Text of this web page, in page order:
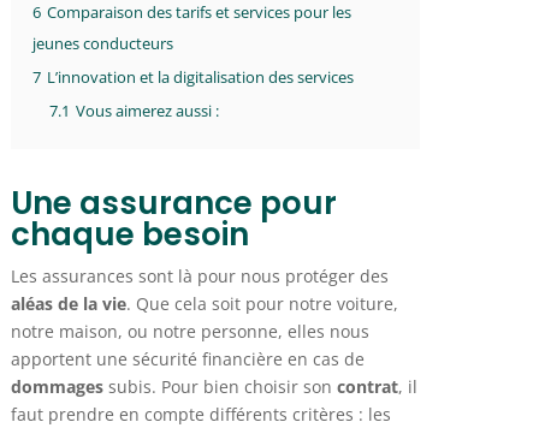
6 Comparaison des tarifs et services pour les
jeunes conducteurs
7 L’innovation et la digitalisation des services
7.1 Vous aimerez aussi :
Une assurance pour
chaque besoin
Les assurances sont là pour nous protéger des
aléas de la vie. Que cela soit pour notre voiture,
notre maison, ou notre personne, elles nous
apportent une sécurité financière en cas de
dommagessubis. Pour bien choisir son contrat, il
faut prendre en compte différents critères : les